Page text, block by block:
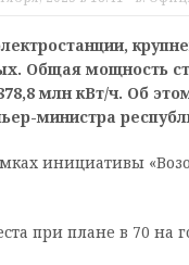
Общая мощность
млн кВт/ч. Об
министра
инициативы
при плане в 70 на